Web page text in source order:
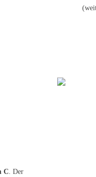
C . Der